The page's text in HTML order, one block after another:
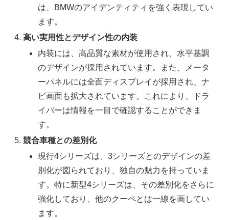
は、BMWのアイデンティティを強く表現してい
ます。
高い実用性とデザイン性の内装
内装には、高品質な素材が使用され、水平基調
のデザインが採用されています。また、メータ
ーパネルには全面ディスプレイが採用され、ナ
ビ画面も拡大されています。これにより、ドラ
イバーは情報を一目で確認することができま
す。
競合車種との差別化
現行4シリーズは、3シリーズとのデザインの差
別化が図られており、独自の魅力を持っていま
す。特に新型4シリーズは、その差別化をさらに
強化しており、他のクーペとは一線を画してい
ます。